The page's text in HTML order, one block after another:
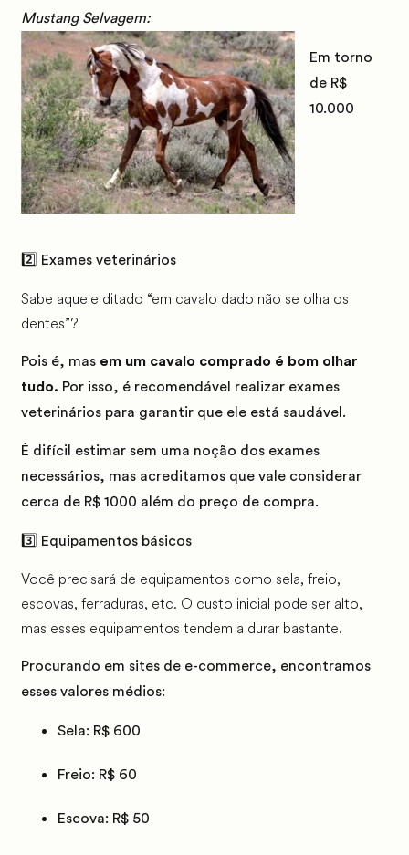
Mustang Selvagem:
Em torno
de R$
10.000
2️⃣ Exames veterinários
Sabe aquele ditado “em cavalo dado não se olha os
dentes”?
Pois é, masem um cavalo comprado é bom olhar
tudo. Por isso, é recomendável realizar exames
veterinários para garantir que ele está saudável.
É difícil estimar sem uma noção dos exames
necessários, mas acreditamos que vale considerar
cerca de R$ 1000 além do preço de compra.
3️⃣ Equipamentos básicos
Você precisará de equipamentos como sela, freio,
escovas, ferraduras, etc. O custo inicial pode ser alto,
mas esses equipamentos tendem a durar bastante.
Procurando em sites de e-commerce, encontramos
esses valores médios:
Sela: R$ 600
Freio: R$ 60
Escova: R$ 50